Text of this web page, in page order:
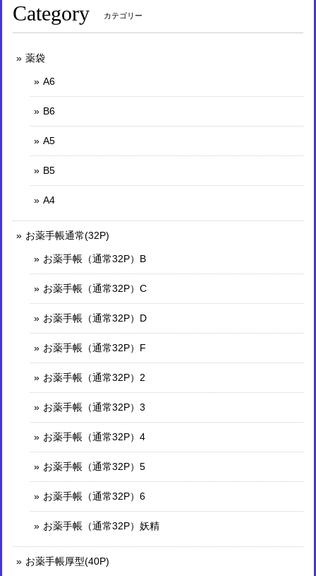
Category カテゴリー
薬袋
A6
B6
A5
B5
A4
お薬手帳通常(32P)
お薬手帳（通常32P）B
お薬手帳（通常32P）C
お薬手帳（通常32P）D
お薬手帳（通常32P）F
お薬手帳（通常32P）2
お薬手帳（通常32P）3
お薬手帳（通常32P）4
お薬手帳（通常32P）5
お薬手帳（通常32P）6
お薬手帳（通常32P）妖精
お薬手帳厚型(40P)